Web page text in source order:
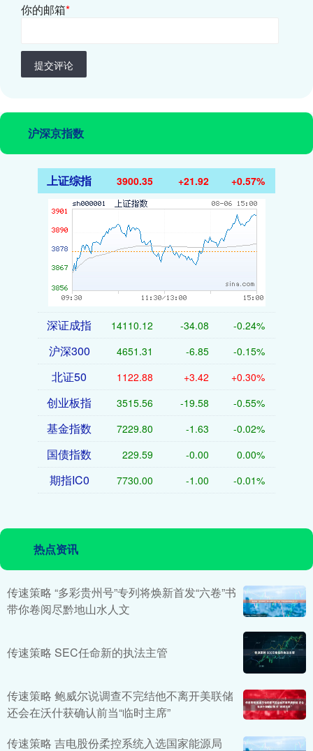
你的邮箱*
提交评论
沪深京指数
上证综指 3900.35 +21.92 +0.57%
深证成指 14110.12 -34.08 -0.24%
沪深300 4651.31 -6.85 -0.15%
北证50 1122.88 +3.42 +0.30%
创业板指 3515.56 -19.58 -0.55%
基金指数 7229.80 -1.63 -0.02%
国债指数 229.59 -0.00 0.00%
期指IC0 7730.00 -1.00 -0.01%
热点资讯
传速策略 “多彩贵州号”专列将焕新首发“六卷”书
带你卷阅尽黔地山水人文
传速策略 SEC任命新的执法主管
传速策略 鲍威尔说调查不完结他不离开美联储
还会在沃什获确认前当“临时主席”
传速策略 吉电股份柔控系统入选国家能源局